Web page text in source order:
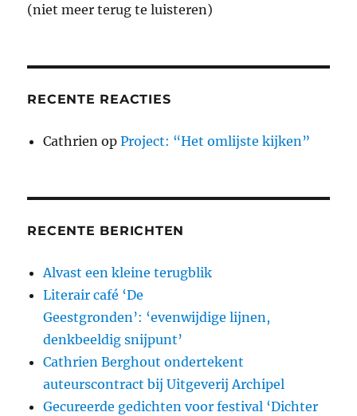
(niet meer terug te luisteren)
RECENTE REACTIES
Cathrien opProject: “Het omlijste kijken”
RECENTE BERICHTEN
Alvast een kleine terugblik
Literair café ‘De
Geestgronden’: ‘evenwijdige lijnen,
denkbeeldig snijpunt’
Cathrien Berghout ondertekent
auteurscontract bij Uitgeverij Archipel
Gecureerde gedichten voor festival ‘Dichter